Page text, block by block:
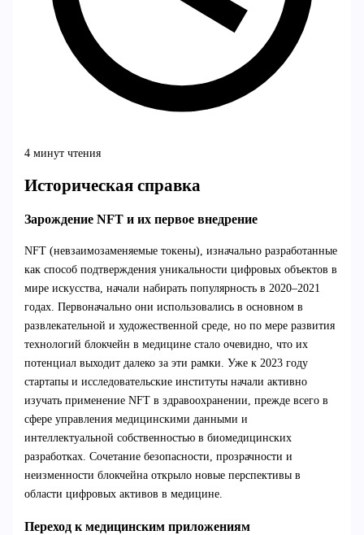
4 минут чтения
Историческая справка
Зарождение NFT и их первое внедрение
NFT (невзаимозаменяемые токены), изначально разработанные
как способ подтверждения уникальности цифровых объектов в
мире искусства, начали набирать популярность в 2020–2021
годах. Первоначально они использовались в основном в
развлекательной и художественной среде, но по мере развития
технологий блокчейн в медицине стало очевидно, что их
потенциал выходит далеко за эти рамки. Уже к 2023 году
стартапы и исследовательские институты начали активно
изучать применение NFT в здравоохранении, прежде всего в
сфере управления медицинскими данными и
интеллектуальной собственностью в биомедицинских
разработках. Сочетание безопасности, прозрачности и
неизменности блокчейна открыло новые перспективы в
области цифровых активов в медицине.
Переход к медицинским приложениям